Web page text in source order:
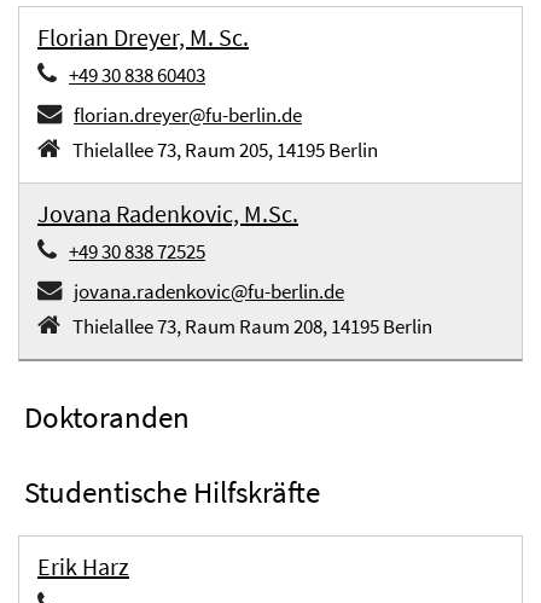
Florian Dreyer, M. Sc.
+49 30 838 60403
florian.dreyer@fu-berlin.de
Thielallee 73, Raum 205, 14195 Berlin
Jovana Radenkovic, M.Sc.
+49 30 838 72525
jovana.radenkovic@fu-berlin.de
Thielallee 73, Raum Raum 208, 14195 Berlin
Doktoranden
Studentische Hilfskräfte
Erik Harz